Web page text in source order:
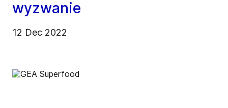
wyzwanie
12 Dec 2022